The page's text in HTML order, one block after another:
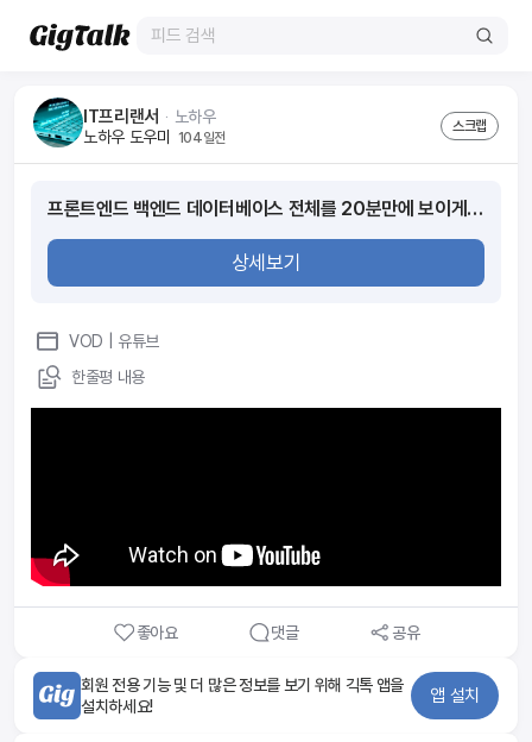
IT프리랜서 ᆞ 노하우
노하우 도우미
104일전
스크랩
프론트엔드 백엔드 데이터베이스 전체를 20분만에 보이게 해드립니다. | 바이브코딩
상세보기
VOD | 유튜브
한줄평 내용
좋아요 댓글 공유
회원 전용 기능 및 더 많은 정보를 보기 위해 긱톡 앱을
설치하세요!
앱 설치